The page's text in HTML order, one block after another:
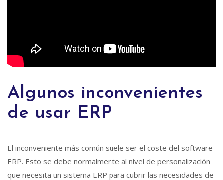
Algunos inconvenientes
de usar ERP
El inconveniente más común suele ser el coste del software
ERP. Esto se debe normalmente al nivel de personalización
que necesita un sistema ERP para cubrir las necesidades de